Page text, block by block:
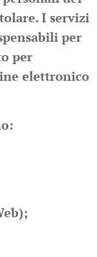
I servizi
per
per
elettronico